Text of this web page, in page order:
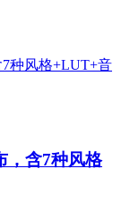
，含7种风格